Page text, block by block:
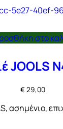
στο
JOOLS
€29,00
ασημένιο,